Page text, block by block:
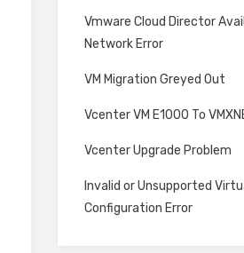
Vmware Cloud Director
Network Error
VM Migration Greyed Out
Vcenter VM E1000 To
Vcenter Upgrade Problem
Invalid or Unsupported
Configuration Error